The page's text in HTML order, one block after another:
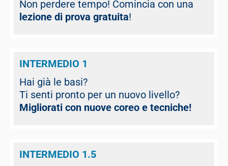
Non perdere tempo! Comincia con una
lezione di prova gratuita!
INTERMEDIO 1
Hai già le basi?
Ti senti pronto per un nuovo livello?
Migliorati con nuove coreo e tecniche!
INTERMEDIO 1.5